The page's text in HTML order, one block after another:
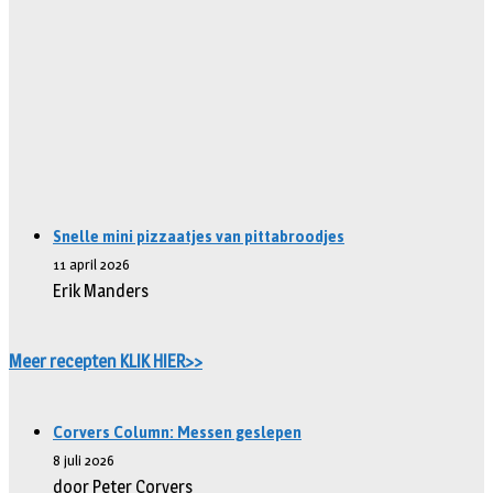
Snelle mini pizzaatjes van pittabroodjes
11 april 2026
Erik Manders
Meer recepten KLIK HIER>>
Corvers Column: Messen geslepen
8 juli 2026
door Peter Corvers